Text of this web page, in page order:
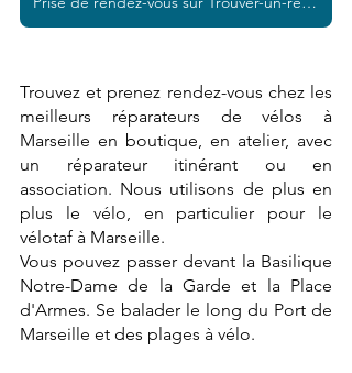
Trouvez et prenez rendez-vous chez les
meilleurs réparateurs de vélos à
Marseille en boutique, en atelier, avec
un réparateur itinérant ou en
association. Nous utilisons de plus en
plus le vélo, en particulier pour le
vélotaf à Marseille.
Vous pouvez passer devant la Basilique
Notre-Dame de la Garde et la Place
d'Armes. Se balader le long du Port de
Marseille et des plages à vélo.